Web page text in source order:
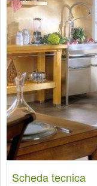
Scheda tecnica